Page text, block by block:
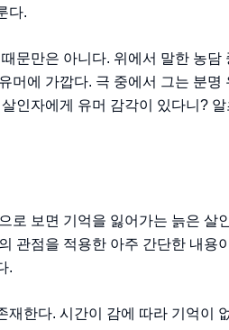
다.
문만은 아니다. 위에서 말한 농
머에 가깝다. 극 중에서 그는 분
인자에게 유머 감각이 있다니?
로 보면 기억을 잃어가는 늙은 살
관점을 적용한 아주 간단한 내용
.
한다. 시간이 감에 따라 기억이